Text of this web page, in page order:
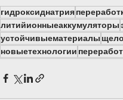
гидроксиднатрия
литийионныеаккумуляторы
устойчивыематериалы
новыетехнологии